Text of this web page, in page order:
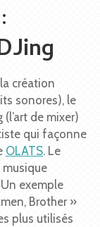
création
sonores), le
de mixer)
qui façonne
OLATS. Le
exemple
Brother »
plus utilisés